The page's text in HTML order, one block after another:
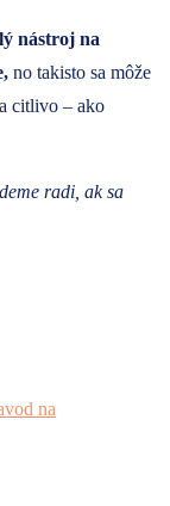
nástroj na
no takisto sa môže
citlivo – ako
radi, ak sa
na